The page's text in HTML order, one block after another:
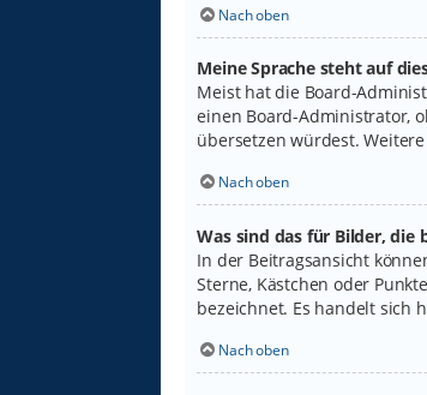
Nach oben
Meine Sprache steht auf
Meist hat die Board-
einen Board-Administrator,
übersetzen würdest.
Nach oben
Was sind das für Bilder, die
In der Beitragsansicht
Sterne, Kästchen oder
bezeichnet. Es handelt sich
Nach oben